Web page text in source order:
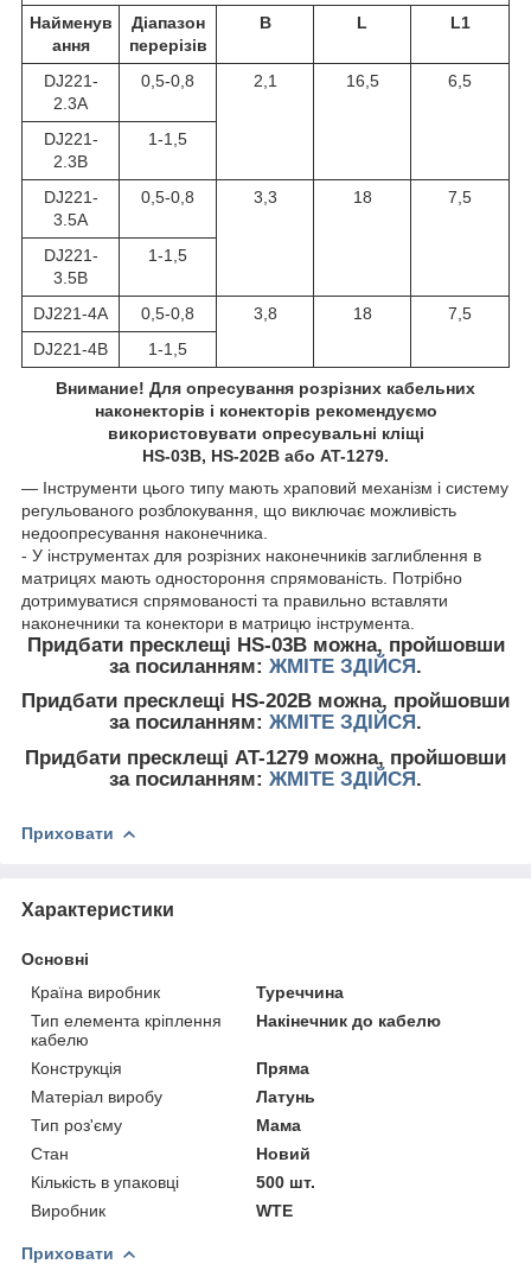
Найменув
ання
Діапазон
перерізів
В L L1
DJ221-
2.3А
0,5-0,8 2,1 16,5 6,5
DJ221-
2.3B
1-1,5
DJ221-
3.5А
0,5-0,8 3,3 18 7,5
DJ221-
3.5B
1-1,5
DJ221-4А 0,5-0,8 3,8 18
7,5
DJ221-4B
1-1,5
Внимание! Для опресування розрізних кабельних
наконекторів і конекторів рекомендуємо
використовувати опресувальні кліщі
HS-03B, HS-202B або AT-1279.
— Інструменти цього типу мають храповий механізм і систему
регульованого розблокування, що виключає можливість
недоопресування наконечника.
- У інструментах для розрізних наконечників заглиблення в
матрицях мають одностороння спрямованість. Потрібно
дотримуватися спрямованості та правильно вставляти
наконечники та конектори в матрицю інструмента.
Придбати пресклещі HS-03B можна, пройшовши
за посиланням: ЖМІТЕ ЗДІЙСЯ.
Придбати пресклещі HS-202B можна, пройшовши
за посиланням: ЖМІТЕ ЗДІЙСЯ .
Придбати пресклещі AT-1279 можна, пройшовши
за посиланням: ЖМІТЕ ЗДІЙСЯ.
Приховати
Характеристики
Основні
Країна виробник
Туреччина
Тип елемента кріплення
кабелю
Накінечник до кабелю
Конструкція
Пряма
Матеріал виробу
Латунь
Тип роз'єму
Мама
Стан
Новий
Кількість в упаковці
500 шт.
Виробник
WTE
Приховати